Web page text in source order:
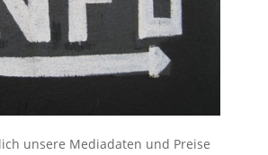
unsere Mediadaten und Preise